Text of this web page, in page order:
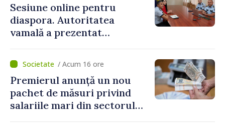
Sesiune online pentru
diaspora. Autoritatea
vamală a prezentat
revenirea în țară
/ Acum 16 ore
Premierul anunță un nou
pachet de măsuri privind
salariile mari din sectorul